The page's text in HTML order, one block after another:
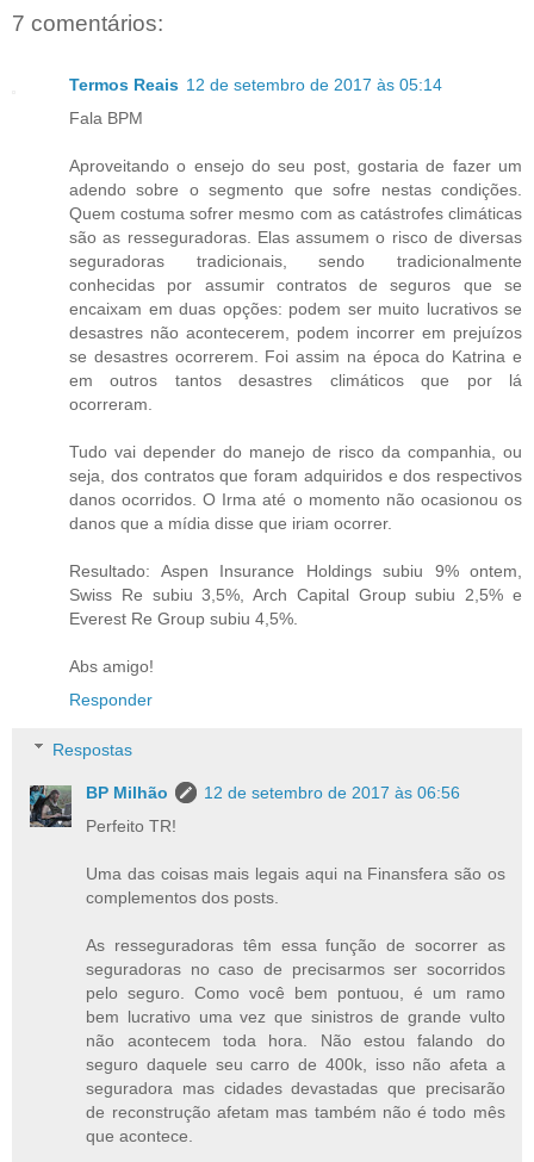
7 comentários:
Termos Reais 12 de setembro de 2017 às 05:14
Fala BPM
Aproveitando o ensejo do seu post, gostaria de fazer um
adendo sobre o segmento que sofre nestas condições.
Quem costuma sofrer mesmo com as catástrofes climáticas
são as resseguradoras. Elas assumem o risco de diversas
seguradoras tradicionais, sendo tradicionalmente
conhecidas por assumir contratos de seguros que se
encaixam em duas opções: podem ser muito lucrativos se
desastres não acontecerem, podem incorrer em prejuízos
se desastres ocorrerem. Foi assim na época do Katrina e
em outros tantos desastres climáticos que por lá
ocorreram.
Tudo vai depender do manejo de risco da companhia, ou
seja, dos contratos que foram adquiridos e dos respectivos
danos ocorridos. O Irma até o momento não ocasionou os
danos que a mídia disse que iriam ocorrer.
Resultado: Aspen Insurance Holdings subiu 9% ontem,
Swiss Re subiu 3,5%, Arch Capital Group subiu 2,5% e
Everest Re Group subiu 4,5%.
Abs amigo!
Responder
Respostas
BP Milhão
12 de setembro de 2017 às 06:56
Perfeito TR!
Uma das coisas mais legais aqui na Finansfera são os
complementos dos posts.
As resseguradoras têm essa função de socorrer as
seguradoras no caso de precisarmos ser socorridos
pelo seguro. Como você bem pontuou, é um ramo
bem lucrativo uma vez que sinistros de grande vulto
não acontecem toda hora. Não estou falando do
seguro daquele seu carro de 400k, isso não afeta a
seguradora mas cidades devastadas que precisarão
de reconstrução afetam mas também não é todo mês
que acontece.